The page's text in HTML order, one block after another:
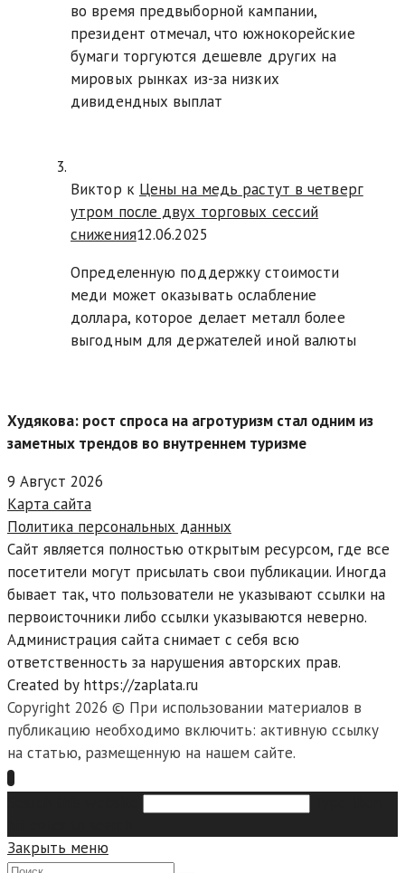
во время предвыборной кампании,
президент отмечал, что южнокорейские
бумаги торгуются дешевле других на
мировых рынках из-за низких
дивидендных выплат
Виктор к Цены на медь растут в четверг
утром после двух торговых сессий
снижения12.06.2025
Определенную поддержку стоимости
меди может оказывать ослабление
доллара, которое делает металл более
выгодным для держателей иной валюты
Худякова: рост спроса на агротуризм стал одним из
заметных трендов во внутреннем туризме
9 Август 2026
Карта сайта
Политика персональных данных
Сайт является полностью открытым ресурсом, где все
посетители могут присылать свои публикации. Иногда
бывает так, что пользователи не указывают ссылки на
первоисточники либо ссылки указываются неверно.
Администрация сайта снимает с себя всю
ответственность за нарушения авторских прав.
Created by https://zaplata.ru
Copyright 2026 © При использовании материалов в
публикацию необходимо включить: активную ссылку
на статью, размещенную на нашем сайте.
Закрыть меню